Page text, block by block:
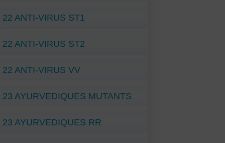
22 ANTI-VIRUS ST1
22 ANTI-VIRUS ST2
22 ANTI-VIRUS VV
23 AYURVEDIQUES MUTANTS
23 AYURVEDIQUES RR